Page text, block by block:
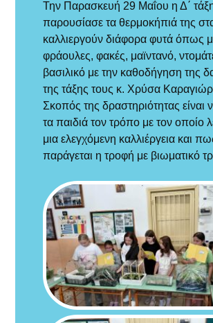
Την Παρασκευή 29 Μαΐου η Δ΄
παρουσίασε τα θερμοκήπιά της
καλλιεργούν διάφορα φυτά όπως
φράουλες, φακές, μαϊντανό,
βασιλικό με την καθοδήγηση της
της τάξης τους κ. Χρύσα
Σκοπός της δραστηριότητας είναι
τα παιδιά τον τρόπο με τον οποίο
μια ελεγχόμενη καλλιέργεια και
παράγεται η τροφή με βιωματικό